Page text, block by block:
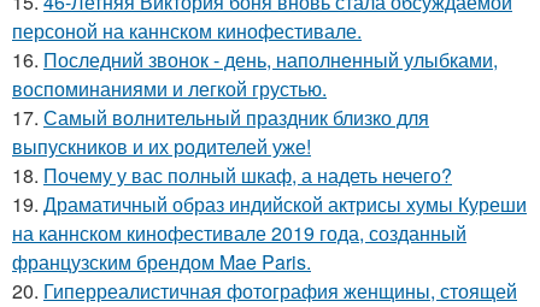
персоной на каннском кинофестивале.
16. Последний звонок - день, наполненный улыбками,
воспоминаниями и легкой грустью.
17. Самый волнительный праздник близко для
выпускников и их родителей уже!
18. Почему у вас полный шкаф, а надеть нечего?
19. Драматичный образ индийской актрисы хумы Куреши
на каннском кинофестивале 2019 года, созданный
французским брендом Mae Paris.
20. Гиперреалистичная фотография женщины, стоящей